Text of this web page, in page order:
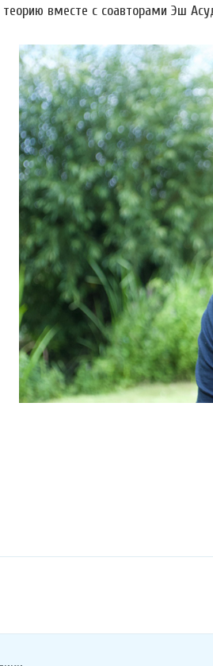
теорию вместе с соавторами Эш